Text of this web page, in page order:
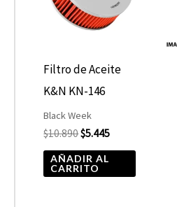
Filtro de Aceite
K&N KN-146
Black Week
$10.890$5.445
AÑADIR AL
CARRITO